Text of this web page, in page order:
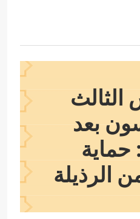
الثالث
بعد
حماية
الرذيلة